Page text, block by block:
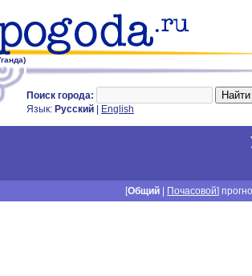
Поиск города:
Язык: Русский English
[Общий Почасовой]